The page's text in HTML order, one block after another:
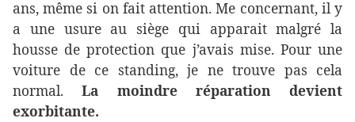
ans, même si on fait attention. Me concernant, il y
a une usure au siège qui apparait malgré la
housse de protection que j’avais mise. Pour une
voiture de ce standing, je ne trouve pas cela
normal.La moindre réparation devient
exorbitante.